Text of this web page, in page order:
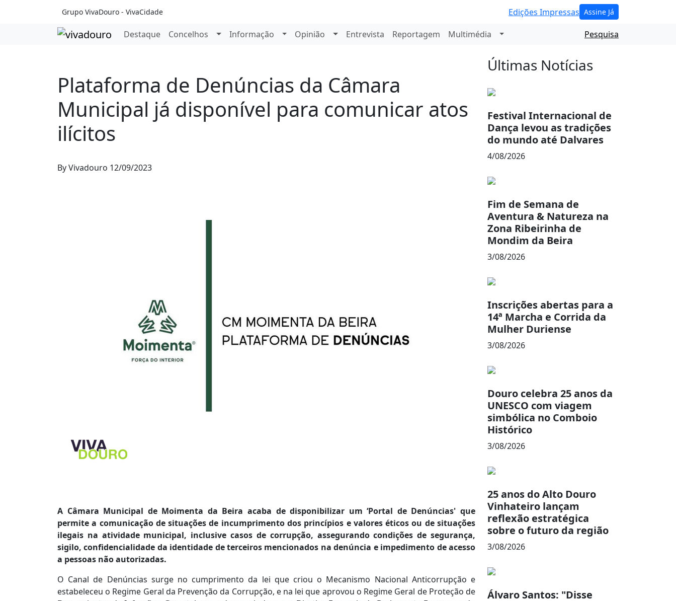
Grupo VivaDouro - VivaCidade Edições Impressas Assine Já
Destaque Concelhos Informação Opinião Entrevista Reportagem Multimédia Pesquisa
Plataforma de Denúncias da Câmara
Municipal já disponível para comunicar atos
ilícitos
ByVivadouro 12/09/2023
A Câmara Municipal de Moimenta da Beira acaba de disponibilizar um ‘Portal de Denúncias' que
permite a comunicação de situações de incumprimento dos princípios e valores éticos ou de situações
ilegais na atividade municipal, inclusive casos de corrupção, assegurando condições de segurança,
sigilo, confidencialidade da identidade de terceiros mencionados na denúncia e impedimento de acesso
a pessoas não autorizadas.
O Canal de Denúncias surge no cumprimento da lei que criou o Mecanismo Nacional Anticorrupção e
estabeleceu o Regime Geral da Prevenção da Corrupção, e na lei que aprovou o Regime Geral de Proteção de
Últimas Notícias
Festival Internacional de
Dança levou as tradições
do mundo até Dalvares
4/08/2026
Fim de Semana de
Aventura & Natureza na
Zona Ribeirinha de
Mondim da Beira
3/08/2026
Inscrições abertas para a
14ª Marcha e Corrida da
Mulher Duriense
3/08/2026
Douro celebra 25 anos da
UNESCO com viagem
simbólica no Comboio
Histórico
3/08/2026
25 anos do Alto Douro
Vinhateiro lançam
reflexão estratégica
sobre o futuro da região
3/08/2026
Álvaro Santos: "Disse